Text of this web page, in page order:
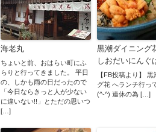
海老丸
ちょいと前、おはらい町にふ
らりと行ってきました。 平日
の、しかも雨の日だったので
「今日ならきっと人が少ない
に違いない!!」とただの思いつ
[…]
黒潮ダイニング
しおだいにんぐ
【FB投稿より】
グ花 へランチ行っ
(^-^) 連休の為 […]